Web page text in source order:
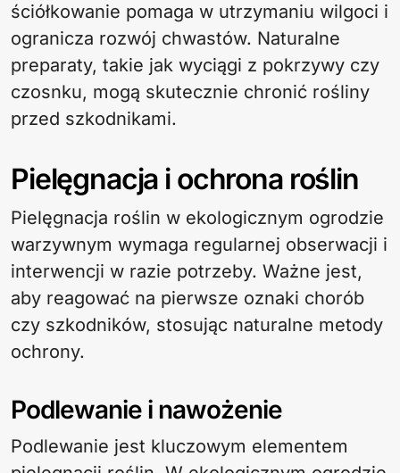
ściółkowanie pomaga w utrzymaniu wilgoci i
ogranicza rozwój chwastów. Naturalne
preparaty, takie jak wyciągi z pokrzywy czy
czosnku, mogą skutecznie chronić rośliny
przed szkodnikami.
Pielęgnacja i ochrona roślin
Pielęgnacja roślin w ekologicznym ogrodzie
warzywnym wymaga regularnej obserwacji i
interwencji w razie potrzeby. Ważne jest,
aby reagować na pierwsze oznaki chorób
czy szkodników, stosując naturalne metody
ochrony.
Podlewanie i nawożenie
Podlewanie jest kluczowym elementem